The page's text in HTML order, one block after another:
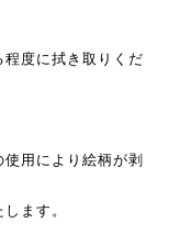
度に拭き取りくだ
用により絵柄が剥
ます。